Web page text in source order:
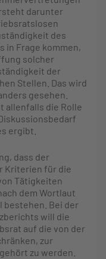
darunter
des
in Frage kommen,
solcher
der
Stellen. Das wird
gesehen.
allenfalls die Rolle
ergibt.
dass der
Kriterien für die
Tätigkeiten
dem Wortlaut
bestehen. Bei der
will die
auf die von der
zur
zu werden.